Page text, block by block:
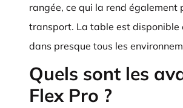
rangée, ce qui la rend
transport. La table est disponible
dans presque tous les
Quels sont les
Flex Pro ?